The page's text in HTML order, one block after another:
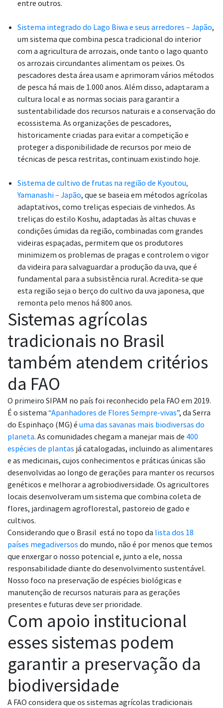
entre outros.
Sistema integrado do Lago Biwa e seus arredores – Japão,
um sistema que combina pesca tradicional do interior
com a agricultura de arrozais, onde tanto o lago quanto
os arrozais circundantes alimentam os peixes. Os
pescadores desta área usam e aprimoram vários métodos
de pesca há mais de 1.000 anos. Além disso, adaptaram a
cultura local e as normas sociais para garantir a
sustentabilidade dos recursos naturais e a conservação do
ecossistema. As organizações de pescadores,
historicamente criadas para evitar a competição e
proteger a disponibilidade de recursos por meio de
técnicas de pesca restritas, continuam existindo hoje.
Sistema de cultivo de frutas na região de Kyoutou,
Yamanashi – Japão, que se baseia em métodos agrícolas
adaptativos, como treliças especiais de vinhedos. As
treliças do estilo Koshu, adaptadas às altas chuvas e
condições úmidas da região, combinadas com grandes
videiras espaçadas, permitem que os produtores
minimizem os problemas de pragas e controlem o vigor
da videira para salvaguardar a produção da uva, que é
fundamental para a subsistência rural. Acredita-se que
esta região seja o berço do cultivo da uva japonesa, que
remonta pelo menos há 800 anos.
Sistemas agrícolas
tradicionais no Brasil
também atendem critérios
da FAO
O primeiro SIPAM no país foi reconhecido pela FAO em 2019.
É o sistema “Apanhadores de Flores Sempre-vivas”, da Serra
do Espinhaço (MG) é uma das savanas mais biodiversas do
planeta. As comunidades chegam a manejar mais de 400
espécies de plantas já catalogadas, incluindo as alimentares
e as medicinais, cujos conhecimentos e práticas únicas são
desenvolvidas ao longo de gerações para manter os recursos
genéticos e melhorar a agrobiodiversidade. Os agricultores
locais desenvolveram um sistema que combina coleta de
flores, jardinagem agroflorestal, pastoreio de gado e
cultivos.
Considerando que o Brasil está no topo da lista dos 18
países megadiversos do mundo, não é por menos que temos
que enxergar o nosso potencial e, junto a ele, nossa
responsabilidade diante do desenvolvimento sustentável.
Nosso foco na preservação de espécies biológicas e
manutenção de recursos naturais para as gerações
presentes e futuras deve ser prioridade.
Com apoio institucional
esses sistemas podem
garantir a preservação da
biodiversidade
A FAO considera que os sistemas agrícolas tradicionais